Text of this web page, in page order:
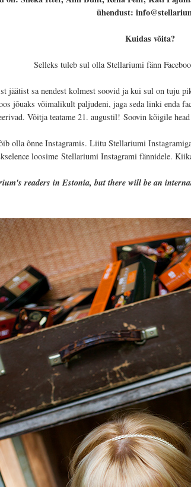
ühendust:
Kuidas võita?
Selleks tuleb sul olla Stellariumi fänn
jäätist sa nendest kolmest soovid ja kui sul on tuju
jõuaks võimalikult paljudeni, jaga seda linki enda
Võitja teatame 21. augustil!Soovin kõigile
olla õnne Instagramis. Liitu Stellariumi
loosime Stellariumi Instagrami fännidele.
readers in Estonia, but there will be an